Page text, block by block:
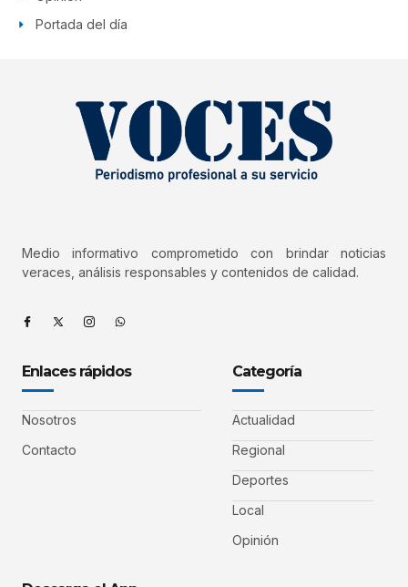
Portada del día
Medio informativo comprometido con brindar noticias
veraces, análisis responsables y contenidos de calidad.
Enlaces rápidos
Nosotros
Contacto
Categoría
Actualidad
Regional
Deportes
Local
Opinión